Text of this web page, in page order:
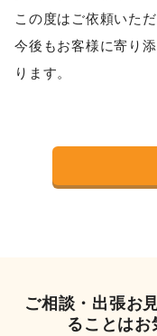
この度はご依頼いた
今後もお客様に寄り
ります。
ご相談・出張お
ることはお